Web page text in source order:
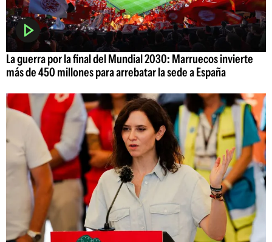
La guerra por la final del Mundial 2030: Marruecos invierte
más de 450 millones para arrebatar la sede a España